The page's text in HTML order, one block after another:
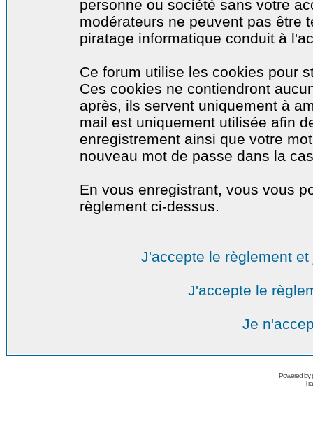
personne ou société sans votre
modérateurs ne peuvent pas être
piratage informatique conduit à
Ce forum utilise les cookies pour
Ces cookies ne contiendront
après, ils servent uniquement à
mail est uniquement utilisée afin
enregistrement ainsi que votre
nouveau mot de passe dans la
En vous enregistrant, vous vous
règlement ci-dessus.
J'accepte le règlement
J'accepte le
Je
Powered by